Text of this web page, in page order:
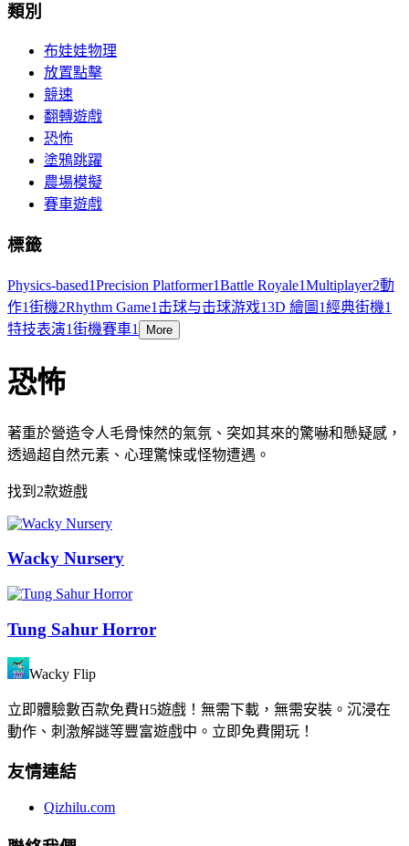
類別
布娃娃物理
放置點擊
競速
翻轉遊戲
恐怖
塗鴉跳躍
農場模擬
賽車遊戲
標籤
Physics-based1Precision Platformer1Battle Royale1Multiplayer2動
作1街機2Rhythm Game1 击球与击球游戏13D 繪圖 1經典街機1
特技表演1街機賽車1 More
恐怖
著重於營造令人毛骨悚然的氣氛、突如其來的驚嚇和懸疑感，
透過超自然元素、心理驚悚或怪物遭遇。
找到2款遊戲
Wacky Nursery
Tung Sahur Horror
Wacky Flip
立即體驗數百款免費H5遊戲！無需下載，無需安裝。沉浸在
動作、刺激解謎等豐富遊戲中。立即免費開玩！
友情連結
Qizhilu.com